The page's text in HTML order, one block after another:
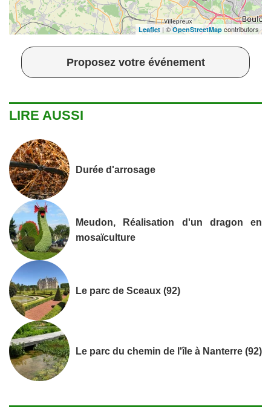
Leaflet | ©OpenStreetMap contributors
Proposez votre événement
LIRE AUSSI
Durée d'arrosage
Meudon, Réalisation d'un dragon en
mosaïculture
Le parc de Sceaux (92)
Le parc du chemin de l'île à Nanterre (92)